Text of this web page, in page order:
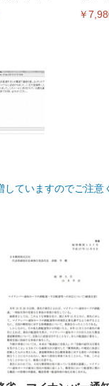
￥
オフィスチェア
ア メッシュチェ
Sezlife
チェア
ト ハン
ョン
ュ ゲー
しゃれ
ニター
ク付き（
シック ペットシ
イド 42枚x2袋(84
ネオ・
ツ L 中
していますのでご注意